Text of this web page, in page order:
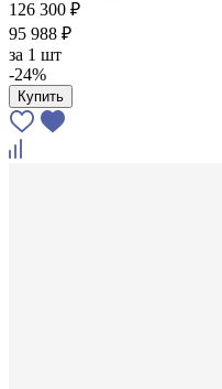
126 300 ₽
95 988 ₽
за 1 шт
-24%
Купить